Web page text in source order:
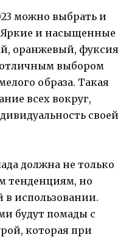
можно выбрать и
Яркие и насыщенные
оранжевый, фуксия
выбором
образа. Такая
всех вокруг,
своей
должна не только
тенденциям, но
использовании.
будут помады с
которая при